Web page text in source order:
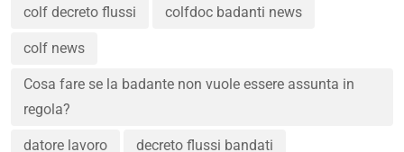
colf decreto flussi colfdoc badanti news
colf news
Cosa fare se la badante non vuole essere assunta in
regola?
datore lavoro decreto flussi bandati